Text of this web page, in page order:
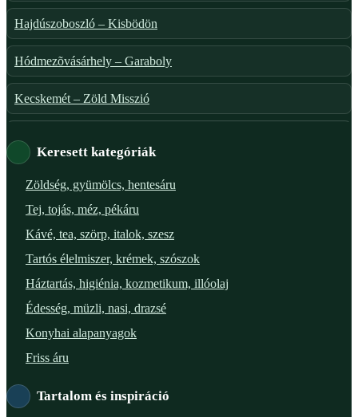
Hajdúszoboszló – Kisbödön
Hódmezõvásárhely – Garaboly
Kecskemét – Zöld Misszió
XI. ker. – Lemérem
XVIII. ker. – Eni Mag-ház
Keresett kategóriák
Zöldség, gyümölcs, hentesáru
Tej, tojás, méz, pékáru
Kávé, tea, szörp, italok, szesz
Tartós élelmiszer, krémek, szószok
Háztartás, higiénia, kozmetikum, illóolaj
Édesség, müzli, nasi, drazsé
Konyhai alapanyagok
Friss áru
Tartalom és inspiráció